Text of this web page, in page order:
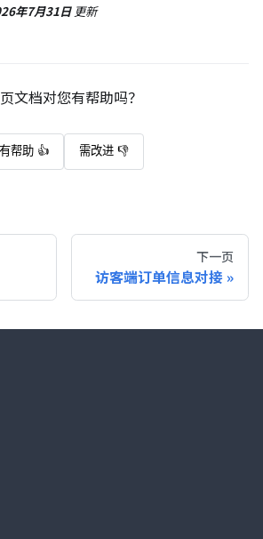
年7月31日 更新
文档对您有帮助吗？
有帮助 👍 需改进 👎
下一页
访客端订单信息对接